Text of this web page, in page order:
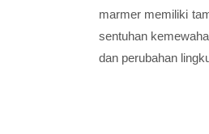
marmer memiliki
sentuhan
dan perubahan